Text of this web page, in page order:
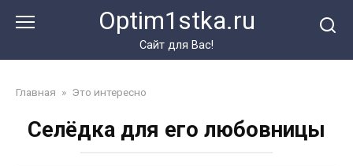
Optim1stka.ru
Сайт для Вас!
Главная » Это интересно
Селёдка для его любовницы